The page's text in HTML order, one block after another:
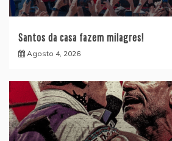
Santos da casa fazem milagres!
Agosto 4, 2026